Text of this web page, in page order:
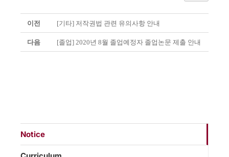
이전 [기타] 저작권법 관련 유의사항 안내
다음 [졸업] 2020년 8월 졸업예정자 졸업논문 제출 안내
Notice